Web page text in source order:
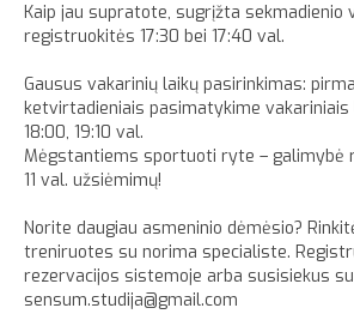
Kaip jau supratote, sugrįžta sekmadienio
registruokitės 17:30 bei 17:40 val.
Gausus vakarinių laikų pasirinkimas:
ketvirtadieniais pasimatykime vakariniais
18:00, 19:10 val.
Mėgstantiems sportuoti ryte – galimybė
11 val. užsiėmimų!
Norite daugiau asmeninio dėmėsio?
treniruotes su norima specialiste.
rezervacijos sistemoje arba susisiekus
sensum.studija@gmail.com